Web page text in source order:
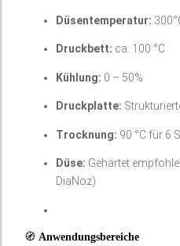
Düsentemperatur:
Druckbett: ca. 100 °C
Kühlung: 0 – 50%
Druckplatte:
Trocknung: 90 °C für 6
Düse: Gehärtet
DiaNoz)
🧭 Anwendungsbereiche